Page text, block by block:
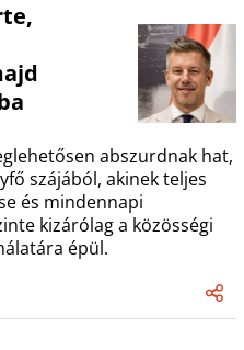
abszurdnak hat,
szájából, akinek teljes
és mindennapi
kizárólag a közösségi
épül.